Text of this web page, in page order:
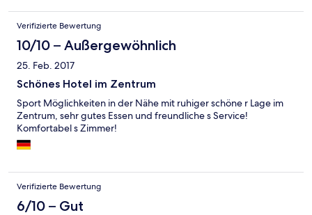
Verifizierte Bewertung
10/10 – Außergewöhnlich
25. Feb. 2017
Schönes Hotel im Zentrum
Sport Möglichkeiten in der Nähe mit ruhiger schöne r Lage im
Zentrum, sehr gutes Essen und freundliche s Service!
Komfortabel s Zimmer!
Verifizierte Bewertung
6/10 – Gut